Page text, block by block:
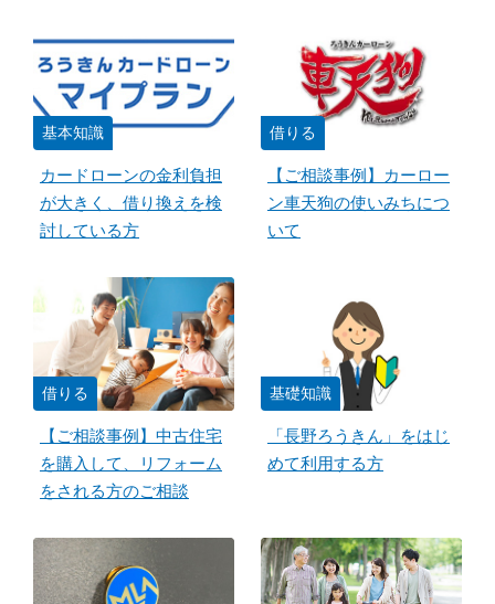
基本知識
カードローンの金利負担
が大きく、借り換えを検
討している方
借りる
【ご相談事例】カーロー
ン車天狗の使いみちにつ
いて
借りる
【ご相談事例】中古住宅
を購入して、リフォーム
をされる方のご相談
基礎知識
「長野ろうきん」をはじ
めて利用する方